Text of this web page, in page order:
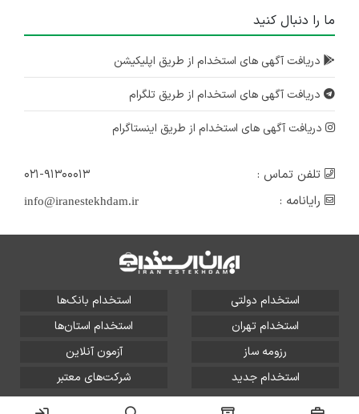
ما را دنبال کنید
دریافت آگهی های استخدام از طریق اپلیکیشن
دریافت آگهی های استخدام از طریق تلگرام
دریافت آگهی های استخدام از طریق اینستاگرام
تلفن تماس :
۰۲۱-۹۱۳۰۰۰۱۳
رایانامه :
info@iranestekhdam.ir
استخدام دولتی
استخدام بانک‌ها
استخدام تهران
استخدام استان‌ها
رزومه ساز
آزمون آنلاین
استخدام جدید
شرکت‌های معتبر
تمامی حقوق این سایت برای آلتین سیستم محفوظ است و هر